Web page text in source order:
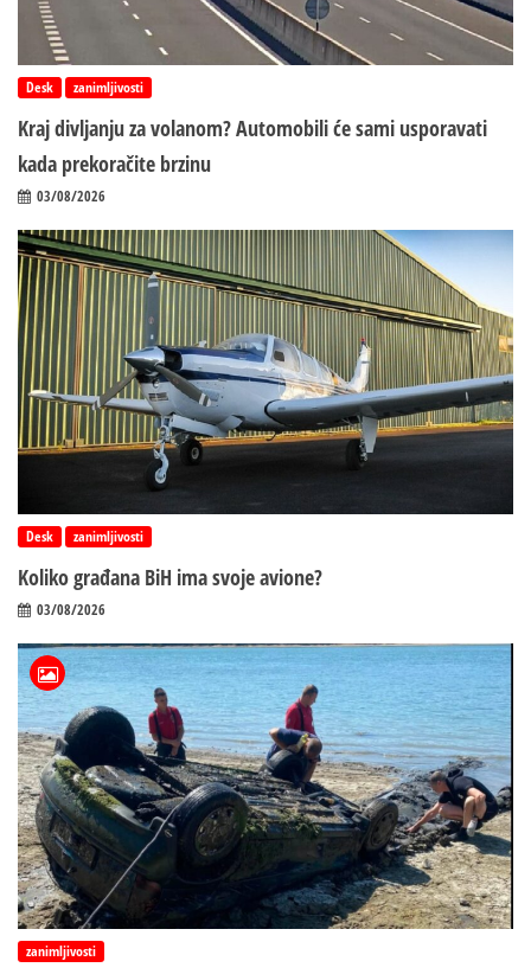
Desk zanimljivosti
Kraj divljanju za volanom? Automobili će sami usporavati
kada prekoračite brzinu
03/08/2026
Desk zanimljivosti
Koliko građana BiH ima svoje avione?
03/08/2026
zanimljivosti